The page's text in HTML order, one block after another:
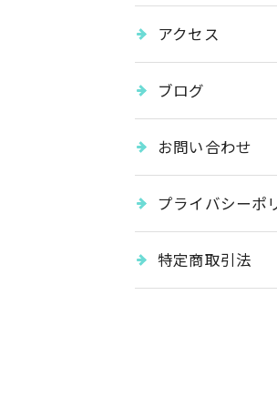
アクセス
ブログ
お問い合わせ
プライバシーポ
特定商取引法